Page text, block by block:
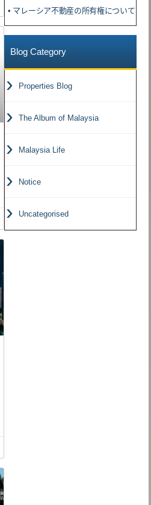
• マレーシア不動産の所有権について
Blog Category
Properties Blog
The Album of Malaysia
Malaysia Life
Notice
Uncategorised